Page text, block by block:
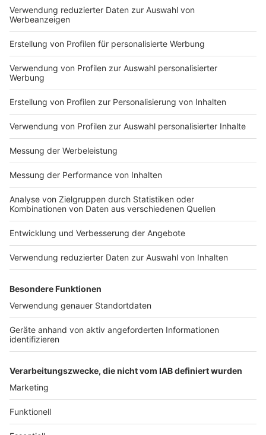
Du hast dir noch keine Artikel gemerkt
Markiere sie hierfür mit einem
Impressum
Nutzungsbedingungen
Jobs
Presse
Werben
Archiv
ANTENNE BAYERN GROUP
Stiftung ANTENNE BAYERN
hilft
Teilnahmebedingungen
Grounding Page ANTENNE
BAYERN
Kontakt
Studio-Hotline
Verkehrs-Hotline
Newsletter